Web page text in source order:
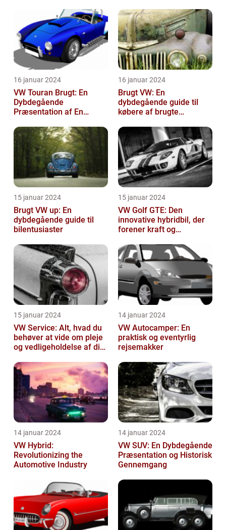
16 januar 2024
VW Touran Brugt: En
Dybdegående
Præsentation af En
16 januar 2024
Brugt VW: En
dybdegående guide til
købere af brugte
15 januar 2024
Brugt VW up: En
dybdegående guide til
bilentusiaster
15 januar 2024
VW Golf GTE: Den
innovative hybridbil, der
forener kraft og
15 januar 2024
VW Service: Alt, hvad du
behøver at vide om pleje
og vedligeholdelse af din
14 januar 2024
VW Autocamper: En
praktisk og eventyrlig
rejsemakker
14 januar 2024
VW Hybrid:
Revolutionizing the
Automotive Industry
14 januar 2024
VW SUV: En Dybdegående
Præsentation og Historisk
Gennemgang